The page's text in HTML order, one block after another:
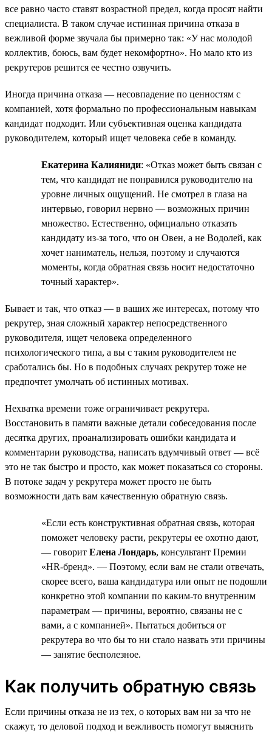
все равно часто ставят возрастной предел, когда просят найти
специалиста. В таком случае истинная причина отказа в
вежливой форме звучала бы примерно так: «У нас молодой
коллектив, боюсь, вам будет некомфортно». Но мало кто из
рекрутеров решится ее честно озвучить.
Иногда причина отказа — несовпадение по ценностям с
компанией, хотя формально по профессиональным навыкам
кандидат подходит. Или субъективная оценка кандидата
руководителем, который ищет человека себе в команду.
Екатерина Калияниди: «Отказ может быть связан с
тем, что кандидат не понравился руководителю на
уровне личных ощущений. Не смотрел в глаза на
интервью, говорил нервно — возможных причин
множество. Естественно, официально отказать
кандидату из-за того, что он Овен, а не Водолей, как
хочет наниматель, нельзя, поэтому и случаются
моменты, когда обратная связь носит недостаточно
точный характер».
Бывает и так, что отказ — в ваших же интересах, потому что
рекрутер, зная сложный характер непосредственного
руководителя, ищет человека определенного
психологического типа, а вы с таким руководителем не
сработались бы. Но в подобных случаях рекрутер тоже не
предпочтет умолчать об истинных мотивах.
Нехватка времени тоже ограничивает рекрутера.
Восстановить в памяти важные детали собеседования после
десятка других, проанализировать ошибки кандидата и
комментарии руководства, написать вдумчивый ответ — всё
это не так быстро и просто, как может показаться со стороны.
В потоке задач у рекрутера может просто не быть
возможности дать вам качественную обратную связь.
«Если есть конструктивная обратная связь, которая
поможет человеку расти, рекрутеры ее охотно дают,
— говорит Елена Лондарь, консультант Премии
«HR-бренд». — Поэтому, если вам не стали отвечать,
скорее всего, ваша кандидатура или опыт не подошли
конкретно этой компании по каким-то внутренним
параметрам — причины, вероятно, связаны не с
вами, а с компанией». Пытаться добиться от
рекрутера во что бы то ни стало назвать эти причины
— занятие бесполезное.
Как получить обратную связь
Если причины отказа не из тех, о которых вам ни за что не
скажут, то деловой подход и вежливость помогут выяснить